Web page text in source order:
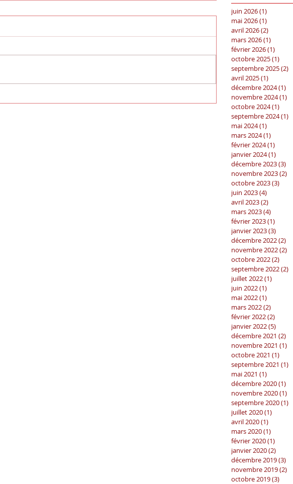
juin 2026(1)
mai 2026(1)
avril 2026(2)
mars 2026(1)
février 2026(1)
octobre 2025(1)
septembre 2025(2)
avril 2025(1)
décembre 2024(1)
novembre 2024(1)
octobre 2024(1)
septembre 2024(1)
mai 2024(1)
mars 2024(1)
février 2024(1)
janvier 2024(1)
décembre 2023(3)
novembre 2023(2)
octobre 2023(3)
juin 2023(4)
avril 2023(2)
mars 2023(4)
février 2023(1)
janvier 2023(3)
décembre 2022(2)
novembre 2022(2)
octobre 2022(2)
septembre 2022(2)
juillet 2022(1)
juin 2022(1)
mai 2022(1)
mars 2022(2)
février 2022(2)
janvier 2022(5)
décembre 2021 (2)
novembre 2021 (1)
octobre 2021 (1)
septembre 2021 (1)
mai 2021 (1)
décembre 2020(1)
novembre 2020(1)
septembre 2020(1)
juillet 2020(1)
avril 2020(1)
mars 2020(1)
février 2020(1)
janvier 2020(2)
décembre 2019(3)
novembre 2019(2)
octobre 2019(3)